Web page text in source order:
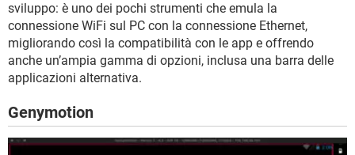
sviluppo: è uno dei pochi strumenti che emula la
connessione WiFi sul PC con la connessione Ethernet,
migliorando così la compatibilità con le app e offrendo
anche un’ampia gamma di opzioni, inclusa una barra delle
applicazioni alternativa.
Genymotion